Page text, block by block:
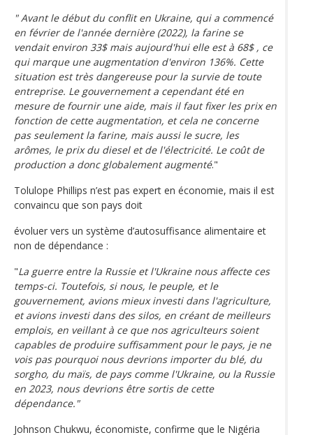
" Avant le début du conflit en Ukraine, qui a commencé
en février de l'année dernière (2022), la farine se
vendait environ 33$ mais aujourd'hui elle est à 68$ , ce
qui marque une augmentation d'environ 136%. Cette
situation est très dangereuse pour la survie de toute
entreprise. Le gouvernement a cependant été en
mesure de fournir une aide, mais il faut fixer les prix en
fonction de cette augmentation, et cela ne concerne
pas seulement la farine, mais aussi le sucre, les
arômes, le prix du diesel et de l'électricité. Le coût de
production a donc globalement augmenté."
Tolulope Phillips n’est pas expert en économie, mais il est
convaincu que son pays doit
évoluer vers un système d’autosuffisance alimentaire et
non de dépendance :
"La guerre entre la Russie et l'Ukraine nous affecte ces
temps-ci. Toutefois, si nous, le peuple, et le
gouvernement, avions mieux investi dans l'agriculture,
et avions investi dans des silos, en créant de meilleurs
emplois, en veillant à ce que nos agriculteurs soient
capables de produire suffisamment pour le pays, je ne
vois pas pourquoi nous devrions importer du blé, du
sorgho, du maïs, de pays comme l'Ukraine, ou la Russie
en 2023, nous devrions être sortis de cette
dépendance."
Johnson Chukwu, économiste, confirme que le Nigéria